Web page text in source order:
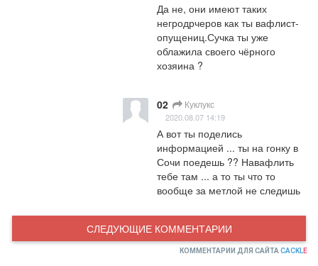
Да не, они имеют таких
негродрчеров как ты вафлист-
опущениц.Сучка ты уже
облажила своего чёрного
хозяина ?
02 Куклукс
2020.08.07 14:19
А вот ты поделись
информацией ... ты на гонку в
Сочи поедешь ?? Навафлить
тебе там ... а то ты что то
вообще за метлой не следишь
СЛЕДУЮЩИЕ КОММЕНТАРИИ
КОММЕНТАРИИ ДЛЯ САЙТА CACKLE